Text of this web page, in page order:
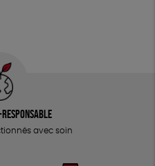
responsable
avec soin